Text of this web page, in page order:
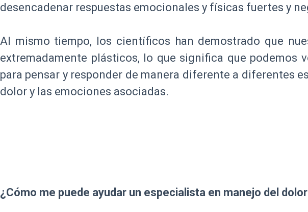
desencadenar respuestas emocionales y físicas fuertes y
Al mismo tiempo, los científicos han demostrado que
extremadamente plásticos, lo que significa que podemos
para pensar y responder de manera diferente a diferentes
dolor y las emociones asociadas.
¿Cómo me puede ayudar un especialista en manejo del